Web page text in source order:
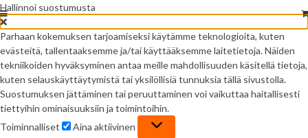
Hallinnoi suostumusta
Parhaan kokemuksen tarjoamiseksi käytämme teknologioita, kuten
evästeitä, tallentaaksemme ja/tai käyttääksemme laitetietoja. Näiden
tekniikoiden hyväksyminen antaa meille mahdollisuuden käsitellä tietoja,
kuten selauskäyttäytymistä tai yksilöllisiä tunnuksia tällä sivustolla.
Suostumuksen jättäminen tai peruuttaminen voi vaikuttaa haitallisesti
tiettyihin ominaisuuksiin ja toimintoihin.
Toiminnalliset
Toiminnalliset
Aina aktiivinen